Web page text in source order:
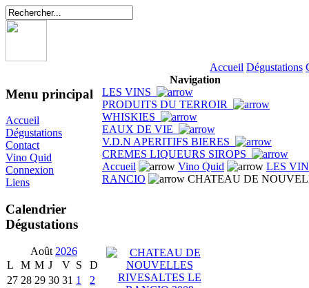
Accueil Dégustations
Menu principal
Accueil
Dégustations
Contact
Vino Quid
Connexion
Liens
Calendrier
Dégustations
Août 2026
L
M M J V S
D
27 28 29 30 31 1
2
Navigation
LES VINS
PRODUITS DU TERROIR
WHISKIES
EAUX DE VIE
V.D.N APERITIFS BIERES
CREMES LIQUEURS SIROPS
Accueil
Vino Quid
LES
RANCIO
CHATEAU DE